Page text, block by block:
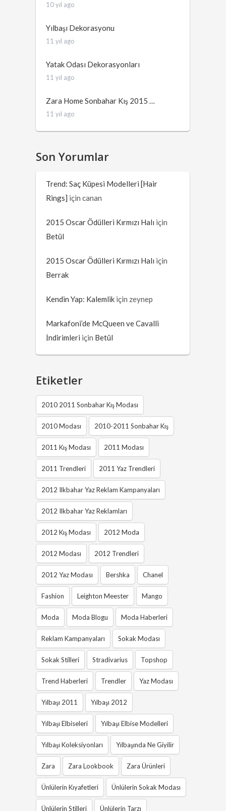
10 yıl ago
Yılbaşı Dekorasyonu
11 yıl ago
Yatak Odası Dekorasyonları
11 yıl ago
Zara Home Sonbahar Kış 2015 …
11 yıl ago
Son Yorumlar
Trend: Saç Küpesi Modelleri [Hair
Rings] içincanan
2015 Oscar Ödülleri Kırmızı Halı için
Betül
2015 Oscar Ödülleri Kırmızı Halı için
Berrak
Kendin Yap: Kalemlik için zeynep
Markafoni’de McQueen ve Cavalli
İndirimleri için Betül
Etiketler
2010 2011 Sonbahar Kış Modası
2010 Modası 2010-2011 Sonbahar Kış
2011 Kış Modası 2011 Modası
2011 Trendleri 2011 Yaz Trendleri
2012 Ilkbahar Yaz Reklam Kampanyaları
2012 Ilkbahar Yaz Reklamları
2012 Kış Modası 2012 Moda
2012 Modası 2012 Trendleri
2012 Yaz Modası Bershka Chanel
Fashion Leighton Meester Mango
Moda Moda Blogu Moda Haberleri
Reklam Kampanyaları Sokak Modası
Sokak Stilleri Stradivarius Topshop
Trend Haberleri Trendler Yaz Modası
Yılbaşı 2011 Yılbaşı 2012
Yılbaşı Elbiseleri Yılbaşı Elbise Modelleri
Yılbaşı Koleksiyonları Yılbaşında Ne Giyilir
Zara Zara Lookbook Zara Ürünleri
Ünlülerin Kıyafetleri Ünlülerin Sokak Modası
Ünlülerin Stilleri Ünlülerin Tarzı